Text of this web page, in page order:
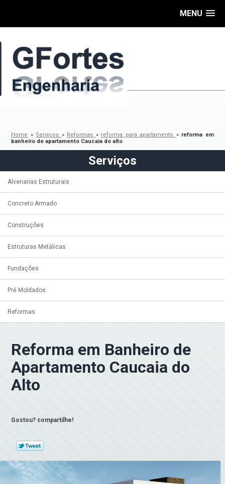
MENU
Home » Serviços » Reformas » reforma para apartamento » reforma em
banheiro de apartamento Caucaia do alto
Serviços
Alvenarias Estruturais
Concreto Armado
Construções
Estruturas Metálicas
Fundações
Pré Moldados
Reformas
Reforma em Banheiro de
Apartamento Caucaia do
Alto
Gostou? compartilhe!